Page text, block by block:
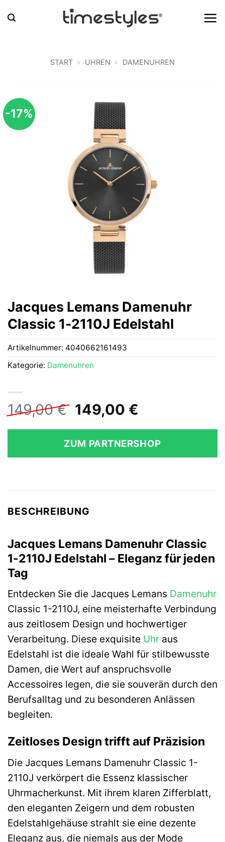
Inhalt
START » UHREN » DAMENUHREN
-17%
Jacques Lemans Damenuhr
Classic 1-2110J Edelstahl
149,00€ Ursprünglicher
Preis
war:
149,00 €
149,00 €
ist:
149,00 €.
ZUM PARTNERSHOP
Artikelnummer: 4040662161493
Kategorie: Damenuhren
BESCHREIBUNG
Jacques Lemans Damenuhr Classic
1-2110J Edelstahl – Eleganz für jeden
Tag
Entdecken Sie die Jacques Lemans Damenuhr
Classic 1-2110J, eine meisterhafte Verbindung
aus zeitlosem Design und hochwertiger
Verarbeitung. Diese exquisite Uhr aus
Edelstahl ist die ideale Wahl für stilbewusste
Damen, die Wert auf anspruchsvolle
Accessoires legen, die sie souverän durch den
Berufsalltag und zu besonderen Anlässen
begleiten.
Zeitloses Design trifft auf Präzision
Die Jacques Lemans Damenuhr Classic 1-
2110J verkörpert die Essenz klassischer
Uhrmacherkunst. Mit ihrem klaren Zifferblatt,
den eleganten Zeigern und dem robusten
Edelstahlgehäuse strahlt sie eine dezente
Eleganz aus, die niemals aus der Mode